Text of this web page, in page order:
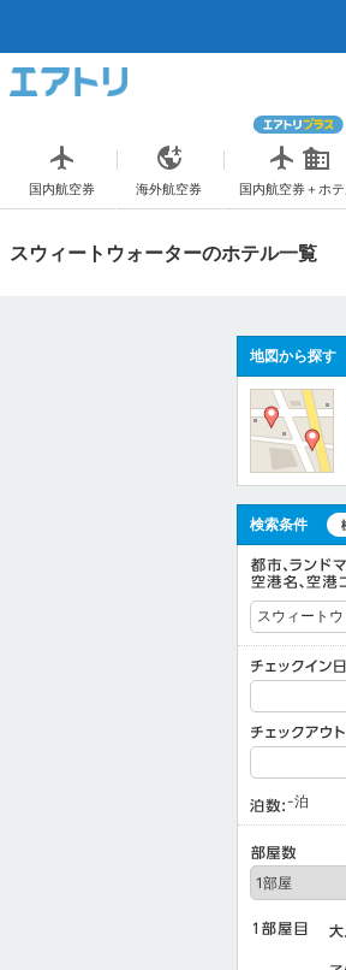
国内航空券 海外航空券 国内航空券＋ホ
スウィートウォーターのホテル一覧
地図から探す
検索条件
-泊